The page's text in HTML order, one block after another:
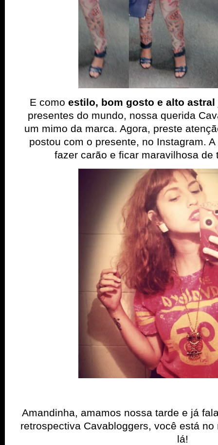
E como estilo, bom gosto e alto astral
presentes do mundo, nossa querida
um mimo da marca. Agora, preste
postou com o presente, no Instagram.
fazer carão e ficar maravilhosa de
Amandinha, amamos nossa tarde e já
retrospectiva Cavabloggers, você está
lá!